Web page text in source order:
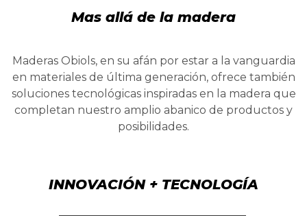
Mas allá de la madera
Maderas Obiols, en su afán por estar a la vanguardia
en materiales de última generación, ofrece también
soluciones tecnológicas inspiradas en la madera que
completan nuestro amplio abanico de productos y
posibilidades.
INNOVACIÓN + TECNOLOGÍA